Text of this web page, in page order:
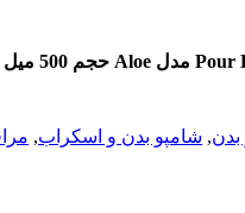
شامپو بدن و اسکراب, مراقبت